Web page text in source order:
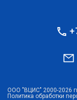
ООО "ВЦИС" 2000-2026
Политика обработки